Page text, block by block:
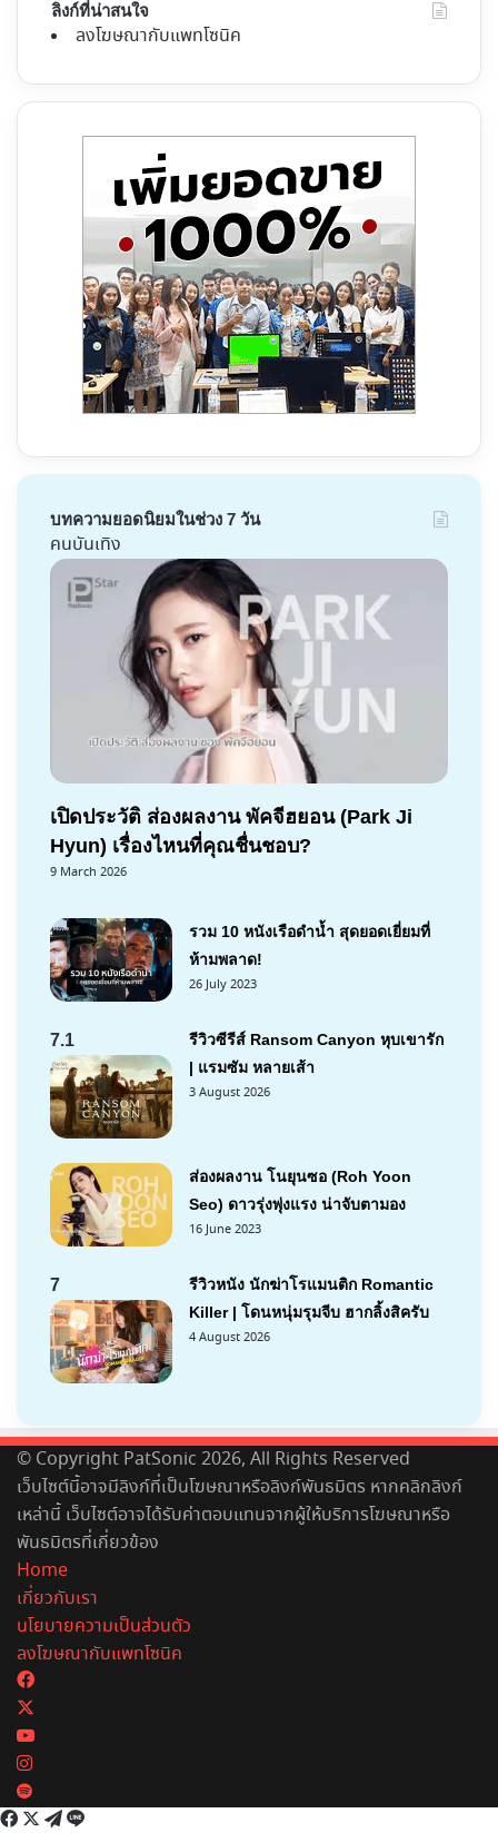
ลิงก์ที่น่าสนใจ
ลงโฆษณากับแพทโซนิค
บทความยอดนิยมในช่วง 7 วัน
คนบันเทิง
เปิดประวัติ ส่องผลงาน พัคจีฮยอน (Park Ji
Hyun) เรื่องไหนที่คุณชื่นชอบ?
9 March 2026
รวม 10 หนังเรือดำน้ำ สุดยอดเยี่ยมที่
ห้ามพลาด!
26 July 2023
7.1
รีวิวซีรีส์ Ransom Canyon หุบเขารัก
| แรมซัม หลายเส้า
3 August 2026
ส่องผลงาน โนยุนซอ (Roh Yoon
Seo) ดาวรุ่งพุ่งแรง น่าจับตามอง
16 June 2023
7
รีวิวหนัง นักฆ่าโรแมนติก Romantic
Killer | โดนหนุ่มรุมจีบ ฮากลิ้งสิครับ
4 August 2026
© Copyright PatSonic 2026, All Rights Reserved
เว็บไซต์นี้อาจมีลิงก์ที่เป็นโฆษณาหรือลิงก์พันธมิตร หากคลิกลิงก์
เหล่านี้ เว็บไซต์อาจได้รับค่าตอบแทนจากผู้ให้บริการโฆษณาหรือ
พันธมิตรที่เกี่ยวข้อง
Home
เกี่ยวกับเรา
นโยบายความเป็นส่วนตัว
ลงโฆษณากับแพทโซนิค
Facebook
YouTube
Instagram
Spotify
Facebook
X Telegram
Line